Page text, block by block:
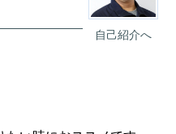
自己紹介へ